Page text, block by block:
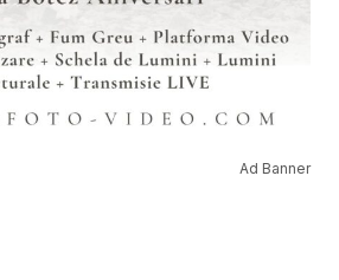
Ad Banner